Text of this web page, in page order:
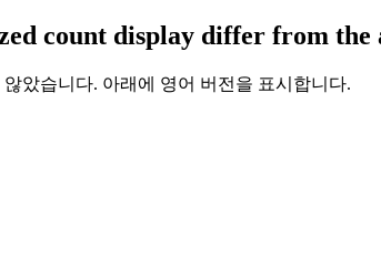
count display differ from the
았습니다. 아래에 영어 버전을 표시합니다.